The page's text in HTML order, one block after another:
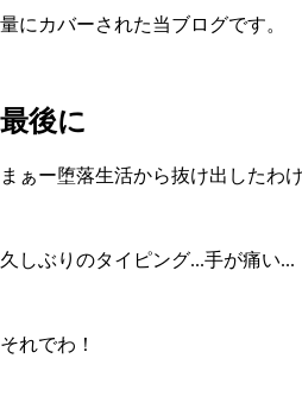
量にカバーされた当ブログです。
最後に
まぁー堕落生活から抜け出したわ
久しぶりのタイピング...手が痛い...
それでわ！